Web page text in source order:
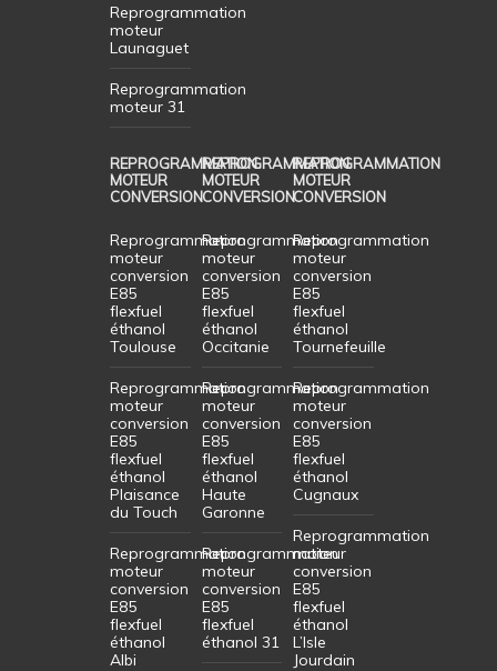
Reprogrammation
moteur
Launaguet
Reprogrammation
moteur 31
REPROGRAMMATION
MOTEUR
CONVERSION
Reprogrammation
moteur
conversion
E85
flexfuel
éthanol
Toulouse
Reprogrammation
moteur
conversion
E85
flexfuel
éthanol
Plaisance
du Touch
Reprogrammation
moteur
conversion
E85
flexfuel
éthanol
Albi
REPROGRAMMATION
MOTEUR
CONVERSION
Reprogrammation
moteur
conversion
E85
flexfuel
éthanol
Occitanie
Reprogrammation
moteur
conversion
E85
flexfuel
éthanol
Haute
Garonne
Reprogrammation
moteur
conversion
E85
flexfuel
éthanol 31
REPROGRAMMATION
MOTEUR
CONVERSION
Reprogrammation
moteur
conversion
E85
flexfuel
éthanol
Tournefeuille
Reprogrammation
moteur
conversion
E85
flexfuel
éthanol
Cugnaux
Reprogrammation
moteur
conversion
E85
flexfuel
éthanol
L’Isle
Jourdain